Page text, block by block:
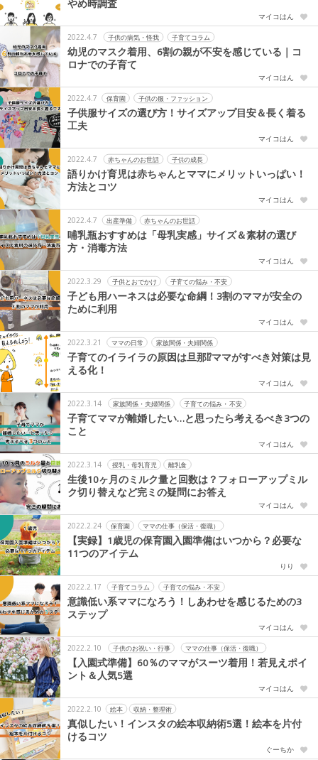
やめ時調査
マイコはん
2022.4.7 子供の病気・怪我 子育てコラム
幼児のマスク着用、6割の親が不安を感じている｜コ
ロナでの子育て
マイコはん
2022.4.7 保育園 子供の服・ファッション
子供服サイズの選び方！サイズアップ目安＆長く着る
工夫
マイコはん
2022.4.7 赤ちゃんのお世話 子供の成長
語りかけ育児は赤ちゃんとママにメリットいっぱい！
方法とコツ
マイコはん
2022.4.7 出産準備 赤ちゃんのお世話
哺乳瓶おすすめは「母乳実感」サイズ＆素材の選び
方・消毒方法
マイコはん
2022.3.29 子供とおでかけ 子育ての悩み・不安
子ども用ハーネスは必要な命綱！3割のママが安全の
ために利用
マイコはん
2022.3.21 ママの日常 家族関係・夫婦関係
子育てのイライラの原因は旦那⁉ママがすべき対策は見
える化！
マイコはん
2022.3.14 家族関係・夫婦関係 子育ての悩み・不安
子育てママが離婚したい…と思ったら考えるべき3つの
こと
マイコはん
2022.3.14 授乳・母乳育児 離乳食
生後10ヶ月のミルク量と回数は？フォローアップミル
ク切り替えなど完ミの疑問にお答え
マイコはん
2022.2.24 保育園 ママの仕事（保活・復職）
【実録】1歳児の保育園入園準備はいつから？必要な
11つのアイテム
りり
2022.2.17 子育てコラム 子育ての悩み・不安
意識低い系ママになろう！しあわせを感じるための3
ステップ
マイコはん
2022.2.10 子供のお祝い・行事 ママの仕事（保活・復職）
【入園式準備】60％のママがスーツ着用！若見えポイ
ント＆人気5選
マイコはん
2022.2.10 絵本 収納・整理術
真似したい！インスタの絵本収納術5選！絵本を片付
けるコツ
ぐーちか